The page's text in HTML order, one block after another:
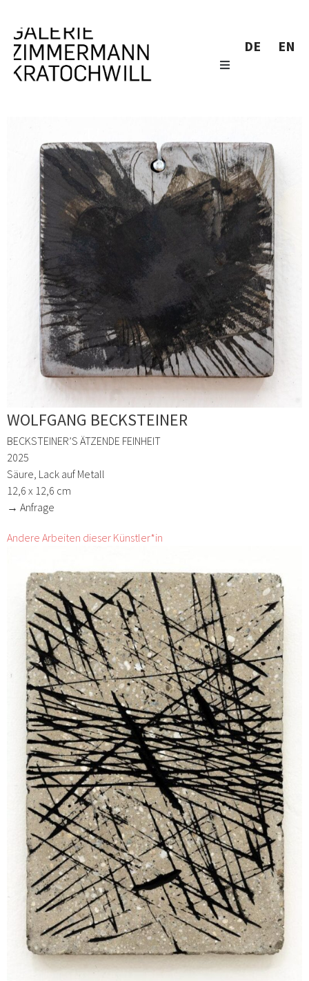
DE EN
WOLFGANG BECKSTEINER
BECKSTEINER’S ÄTZENDE FEINHEIT
2025
Säure, Lack auf Metall
12,6 x 12,6 cm
→ Anfrage
Andere Arbeiten dieser Künstler*in